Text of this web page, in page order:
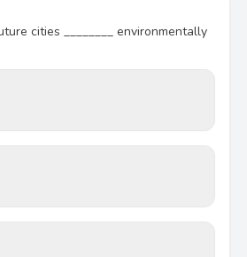
cities ________ environmentally